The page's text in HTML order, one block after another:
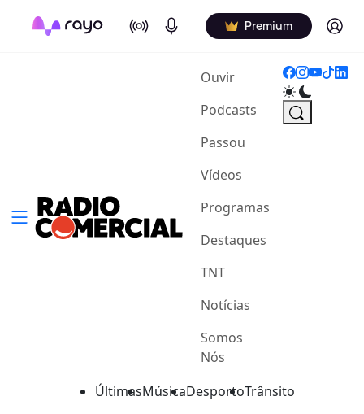
On Air Podcasts Premium Log in
Ouvir(current)
Podcasts
Passou
Vídeos
Programas
Destaques
TNT
Notícias
Somos
Nós
ÚltimasMúsicaDesportoTrânsito